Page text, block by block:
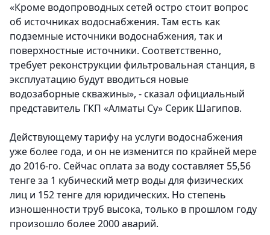
«Кроме водопроводных сетей остро стоит вопрос
об источниках водоснабжения. Там есть как
подземные источники водоснабжения, так и
поверхностные источники. Соответственно,
требует реконструкции фильтровальная станция, в
эксплуатацию будут вводиться новые
водозаборные скважины», - сказал официальный
представитель ГКП «Алматы Су» Серик Шагипов.
Действующему тарифу на услуги водоснабжения
уже более года, и он не изменится по крайней мере
до 2016-го. Сейчас оплата за воду составляет 55,56
тенге за 1 кубический метр воды для физических
лиц и 152 тенге для юридических. Но степень
изношенности труб высока, только в прошлом году
произошло более 2000 аварий.